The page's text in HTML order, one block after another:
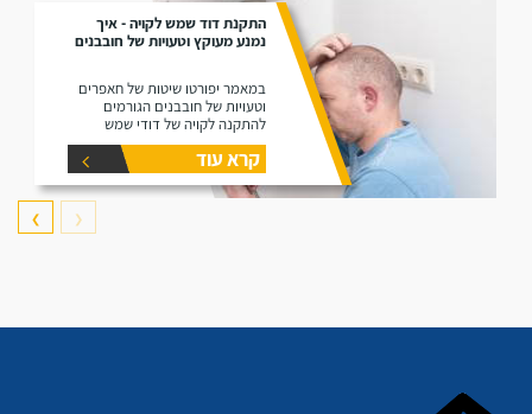
התקנת דוד שמש לקויה - איך
נמנע מעוקץ וטעויות של חובבנים
במאמר יפורטו שיטות של חאפרים
וטעויות של חובבנים הגורמים
להתקנה לקויה של דודי שמש
קרא עוד
❮
❯